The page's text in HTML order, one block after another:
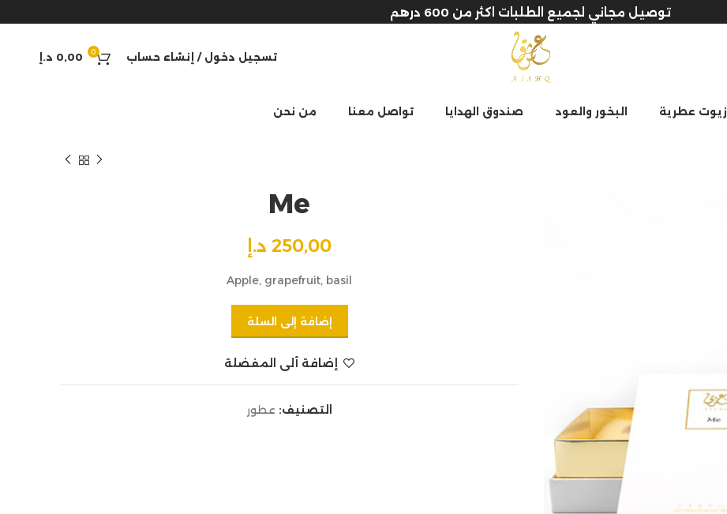
توصيل مجاني لجميع الطلبات اكثر من 600 درهم
تسجيل دخول / إنشاء حساب 0
0,00 د.إ
زيوت عطرية البخور والعود صندوق الهدايا تواصل معنا من نحن
Me
250,00 د.إ
Apple, grapefruit, basil
إضافة إلى السلة
إضافة ألى المفضلة
التصنيف: عطور